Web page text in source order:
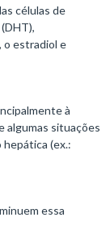
células de
o estradiol e
à
algumas situações
(ex.:
essa